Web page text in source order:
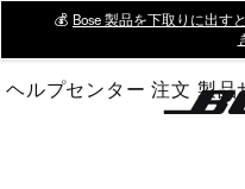
Main
💰 Bose 製品を下取りに出す
ヘルプセンター 注文 製品